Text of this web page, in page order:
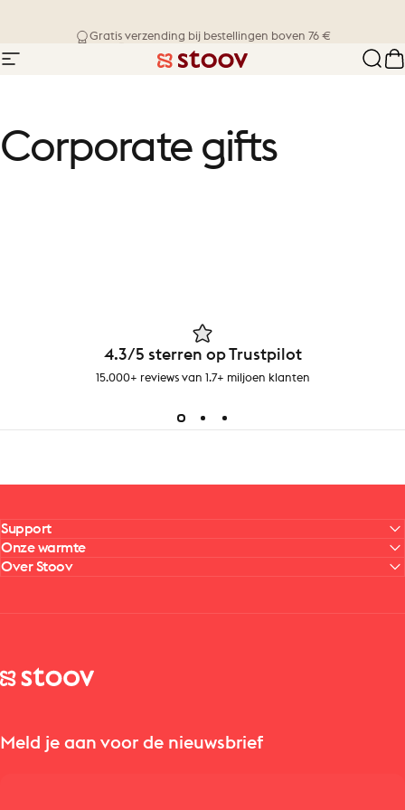
Levering binnen 1-4 werkdagen
Gratis verzending bij bestellingen boven 76 €
Site navigatie Stoov® | Cordless Heated Cushions
Corporate gifts
4.3/5 sterren op Trustpilot
15.000+ reviews van 1.7+ miljoen klanten
Support
Onze warmte
Over Stoov
Stoov® | Cordless Heated Cushions & Blankets
Meld je aan voor de nieuwsbrief